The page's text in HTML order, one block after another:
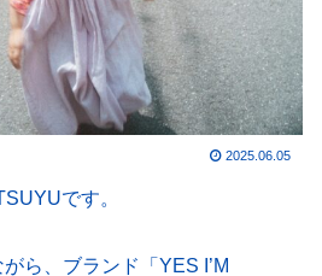
2025.06.05
です。
ら、ブランド「YES I’M